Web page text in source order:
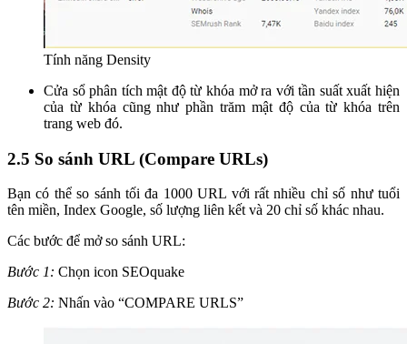
Tính năng Density
Cửa sổ phân tích mật độ từ khóa mở ra với tần suất xuất hiện
của từ khóa cũng như phần trăm mật độ của từ khóa trên
trang web đó.
2.5 So sánh URL (Compare URLs)
Bạn có thể so sánh tối đa 1000 URL với rất nhiều chỉ số như tuổi
tên miền, Index Google, số lượng liên kết và 20 chỉ số khác nhau.
Các bước để mở so sánh URL:
Bước 1: Chọn icon SEOquake
Bước 2: Nhấn vào “COMPARE URLS”